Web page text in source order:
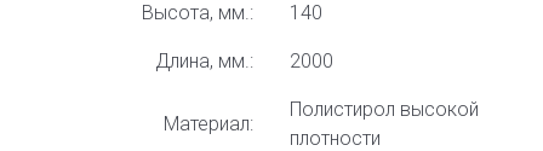
Высота, мм.: 140
Длина, мм.: 2000
Материал:
Полистирол высокой
плотности